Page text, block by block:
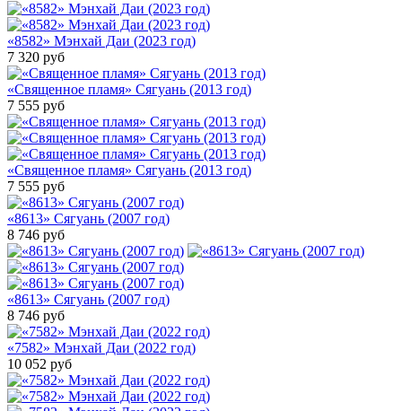
«8582» Мэнхай Даи (2023 год)
7 320 руб
«Священное пламя» Сягуань (2013 год)
7 555 руб
«Священное пламя» Сягуань (2013 год)
7 555 руб
«8613» Сягуань (2007 год)
8 746 руб
«8613» Сягуань (2007 год)
8 746 руб
«7582» Мэнхай Даи (2022 год)
10 052 руб